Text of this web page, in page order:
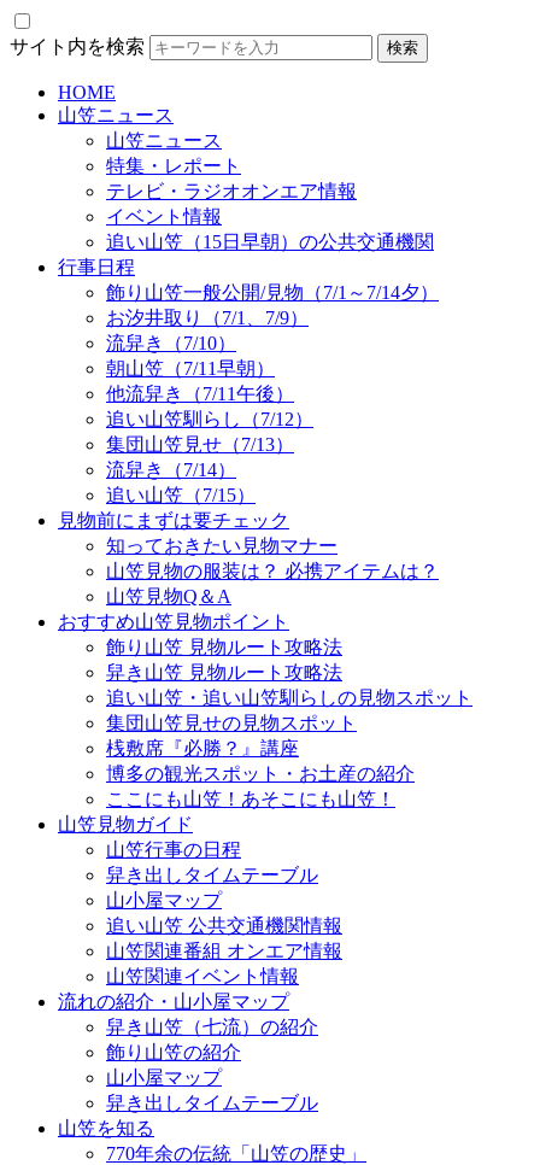
サイト内を検索
HOME
山笠ニュース
山笠ニュース
特集・レポート
テレビ・ラジオオンエア情報
イベント情報
追い山笠（15日早朝）の公共交通機関
行事日程
飾り山笠一般公開/見物（7/1～7/14夕）
お汐井取り（7/1、7/9）
流舁き（7/10）
朝山笠（7/11早朝）
他流舁き（7/11午後）
追い山笠馴らし（7/12）
集団山笠見せ（7/13）
流舁き（7/14）
追い山笠（7/15）
見物前にまずは要チェック
知っておきたい見物マナー
山笠見物の服装は？ 必携アイテムは？
山笠見物Q＆A
おすすめ山笠見物ポイント
飾り山笠 見物ルート攻略法
舁き山笠 見物ルート攻略法
追い山笠・追い山笠馴らしの見物スポット
集団山笠見せの見物スポット
桟敷席『必勝？』講座
博多の観光スポット・お土産の紹介
ここにも山笠！あそこにも山笠！
山笠見物ガイド
山笠行事の日程
舁き出しタイムテーブル
山小屋マップ
追い山笠 公共交通機関情報
山笠関連番組 オンエア情報
山笠関連イベント情報
流れの紹介・山小屋マップ
舁き山笠（七流）の紹介
飾り山笠の紹介
山小屋マップ
舁き出しタイムテーブル
山笠を知る
770年余の伝統「山笠の歴史」